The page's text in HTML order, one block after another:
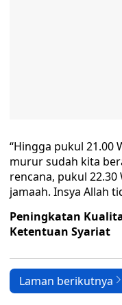
“Hingga pukul 21.00
murur sudah kita
rencana, pukul 22.30
jamaah. Insya Allah
Peningkatan
Ketentuan Syariat
Laman berikutnya